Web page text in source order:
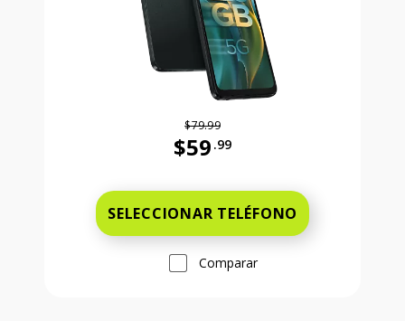
$79.99
$59 .99
SELECCIONAR TELÉFONO
Comparar